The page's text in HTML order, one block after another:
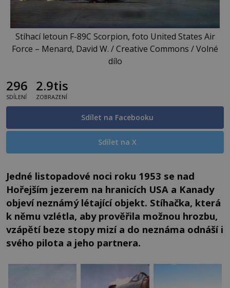
Stíhací letoun F-89C Scorpion, foto United States Air
Force – Menard, David W. / Creative Commons / Volné
dílo
296
SDÍLENÍ
2.9tis
ZOBRAZENÍ
Sdílet na Facebooku
Sdílet na X
Jedné listopadové noci roku 1953 se nad
Hořejším jezerem na hranicích USA a Kanady
objeví neznámý létající objekt. Stíhačka, která
k němu vzlétla, aby prověřila možnou hrozbu,
vzápětí beze stopy mizí a do neznáma odnáší i
svého pilota a jeho partnera.